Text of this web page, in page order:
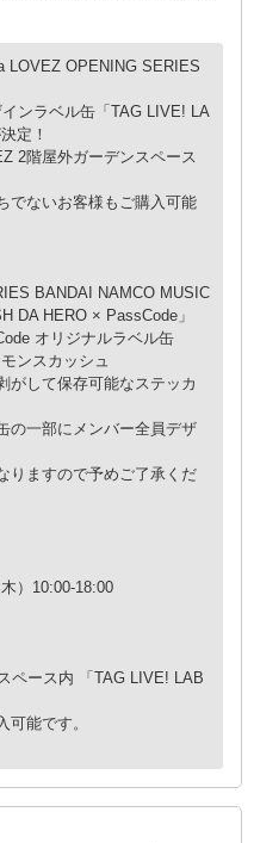
LOVEZ OPENING SERIES
ンラベル缶「TAG LIVE! LA
定！
2階屋外ガーデンスペース
でないお客様もご購入可能
BANDAI NAMCO MUSIC
DA HERO × PassCode」
オリジナルラベル缶
ンスカッシュ
がして保存可能なステッカ
の一部にメンバー全員デザ
りますので予めご了承くだ
）10:00-18:00
ペース内 「TAG LIVE! LAB
能です。